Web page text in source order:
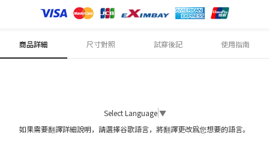
商品詳細 尺寸對照 試穿後記 使用指南
Select Language ▼
如果需要翻譯詳細說明，請選擇谷歌語言，將翻譯更改爲您想要的語言。